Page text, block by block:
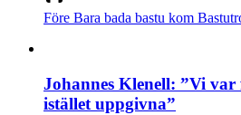
Före Bara bada bastu kom
Johannes Klenell: ”Vi
istället uppgivna”